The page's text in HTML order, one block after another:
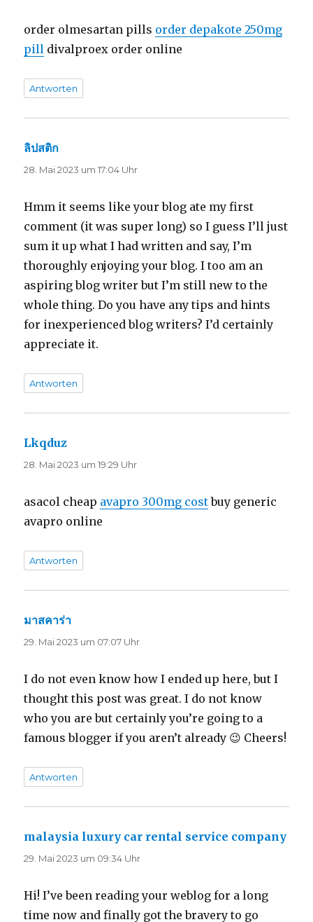
order olmesartan pills order depakote 250mg
pill divalproex order online
Antworten
ลิปสติก
28. Mai 2023 um 17:04 Uhr
Hmm it seems like your blog ate my first
comment (it was super long) so I guess I’ll just
sum it up what I had written and say, I’m
thoroughly enjoying your blog. I too am an
aspiring blog writer but I’m still new to the
whole thing. Do you have any tips and hints
for inexperienced blog writers? I’d certainly
appreciate it.
Antworten
Lkqduz
28. Mai 2023 um 19:29 Uhr
asacol cheap avapro 300mg costbuy generic
avapro online
Antworten
มาสคาร่า
29. Mai 2023 um 07:07 Uhr
I do not even know how I ended up here, but I
thought this post was great. I do not know
who you are but certainly you’re going to a
famous blogger if you aren’t already 😉 Cheers!
Antworten
malaysia luxury car rental service company
29. Mai 2023 um 09:34 Uhr
Hi! I’ve been reading your weblog for a long
time now and finally got the bravery to go